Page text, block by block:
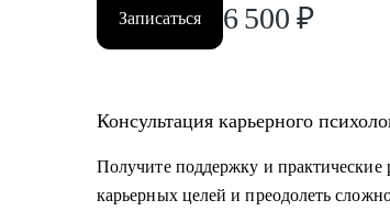
Записаться 6 500 ₽
Консультация карьерного
Получите поддержку и практические
карьерных целей и преодолеть